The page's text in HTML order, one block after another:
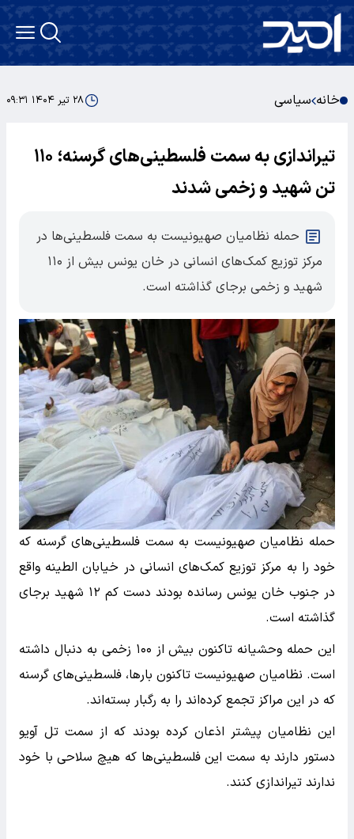
خانه سیاسی ۲۸ تیر ۱۴۰۴ ۰۹:۳۱
تیراندازی به سمت فلسطینی‌های گرسنه؛ ۱۱۰
تن شهید و زخمی شدند
حمله نظامیان صهیونیست به سمت فلسطینی‌ها در
مرکز توزیع کمک‌های انسانی در خان یونس بیش از ۱۱۰
شهید و زخمی برجای گذاشته است.
حمله نظامیان صهیونیست به سمت فلسطینی‌های گرسنه که
خود را به مرکز توزیع کمک‌های انسانی در خیابان الطینه واقع
در جنوب خان یونس رسانده بودند دست کم ۱۲ شهید برجای
گذاشته است.
این حمله وحشیانه تاکنون بیش از ۱۰۰ زخمی به دنبال داشته
است. نظامیان صهیونیست تاکنون بارها، فلسطینی‌های گرسنه
که در این مراکز تجمع کرده‌اند را به رگبار بسته‌اند.
این نظامیان پیشتر اذعان کرده بودند که از سمت تل آویو
دستور دارند به سمت این فلسطینی‌ها که هیچ سلاحی با خود
ندارند تیراندازی کنند.